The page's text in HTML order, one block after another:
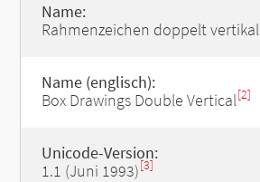
Name:
Rahmenzeichen doppelt vertikal
Name (englisch):
Box Drawings Double Vertical[2]
Unicode-Version:
1.1 (Juni 1993)[3]